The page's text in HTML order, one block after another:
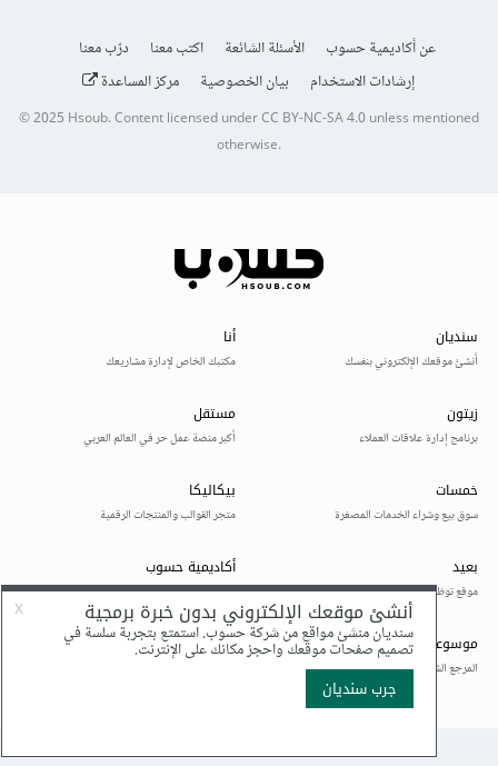
عن أكاديمية حسوب الأسئلة الشائعة اكتب معنا
درّب معنا
إرشادات الاستخدام
بيان الخصوصية مركز المساعدة
© 2025Hsoub.Content licensed underCC BY-NC-SA 4.0unless mentioned
otherwise.